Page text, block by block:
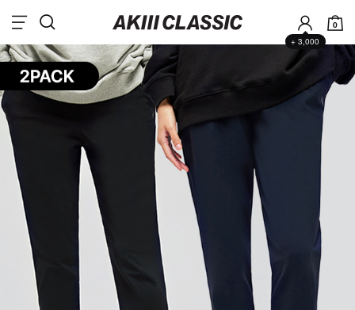
+ 3,000
0